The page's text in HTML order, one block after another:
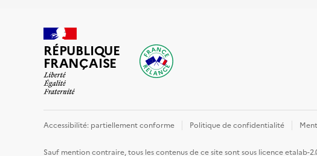
RÉPUBLIQUE
FRANÇAISE
Accessibilité: partiellement conforme Politique de confidentialité
Sauf mention contraire, tous les contenus de ce site sont sous licence etalab-